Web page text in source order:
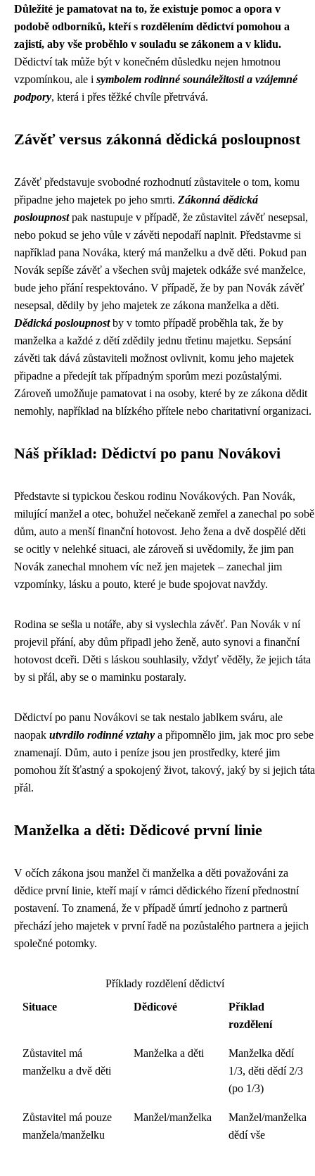
Důležité je pamatovat na to, že existuje pomoc a opora v
podobě odborníků, kteří s rozdělením dědictví pomohou a
zajistí, aby vše proběhlo v souladu se zákonem a v klidu.
Dědictví tak může být v konečném důsledku nejen hmotnou
vzpomínkou, ale i symbolem rodinné sounáležitosti a vzájemné
podpory, která i přes těžké chvíle přetrvává.
Závěť versus zákonná dědická posloupnost
Závěť představuje svobodné rozhodnutí zůstavitele o tom, komu
připadne jeho majetek po jeho smrti. Zákonná dědická
posloupnostpak nastupuje v případě, že zůstavitel závěť nesepsal,
nebo pokud se jeho vůle v závěti nepodaří naplnit. Představme si
například pana Nováka, který má manželku a dvě děti. Pokud pan
Novák sepíše závěť a všechen svůj majetek odkáže své manželce,
bude jeho přání respektováno. V případě, že by pan Novák závěť
nesepsal, dědily by jeho majetek ze zákona manželka a děti.
Dědická posloupnostby v tomto případě proběhla tak, že by
manželka a každé z dětí zdědily jednu třetinu majetku. Sepsání
závěti tak dává zůstaviteli možnost ovlivnit, komu jeho majetek
připadne a předejít tak případným sporům mezi pozůstalými.
Zároveň umožňuje pamatovat i na osoby, které by ze zákona dědit
nemohly, například na blízkého přítele nebo charitativní organizaci.
Náš příklad: Dědictví po panu Novákovi
Představte si typickou českou rodinu Novákových. Pan Novák,
milující manžel a otec, bohužel nečekaně zemřel a zanechal po sobě
dům, auto a menší finanční hotovost. Jeho žena a dvě dospělé děti
se ocitly v nelehké situaci, ale zároveň si uvědomily, že jim pan
Novák zanechal mnohem víc než jen majetek – zanechal jim
vzpomínky, lásku a pouto, které je bude spojovat navždy.
Rodina se sešla u notáře, aby si vyslechla závěť. Pan Novák v ní
projevil přání, aby dům připadl jeho ženě, auto synovi a finanční
hotovost dceři. Děti s láskou souhlasily, vždyť věděly, že jejich táta
by si přál, aby se o maminku postaraly.
Dědictví po panu Novákovi se tak nestalo jablkem sváru, ale
naopak utvrdilo rodinné vztahy a připomnělo jim, jak moc pro sebe
znamenají. Dům, auto i peníze jsou jen prostředky, které jim
pomohou žít šťastný a spokojený život, takový, jaký by si jejich táta
přál.
Manželka a děti: Dědicové první linie
V očích zákona jsou manžel či manželka a děti považováni za
dědice první linie, kteří mají v rámci dědického řízení přednostní
postavení. To znamená, že v případě úmrtí jednoho z partnerů
přechází jeho majetek v první řadě na pozůstalého partnera a jejich
společné potomky.
Příklady rozdělení dědictví
Situace
Dědicové
Příklad
rozdělení
Zůstavitel má
manželku a dvě děti
Manželka a děti
Manželka dědí
1/3, děti dědí 2/3
(po 1/3)
Zůstavitel má pouze
manžela/manželku
Manžel/manželka
Manžel/manželka
dědí vše